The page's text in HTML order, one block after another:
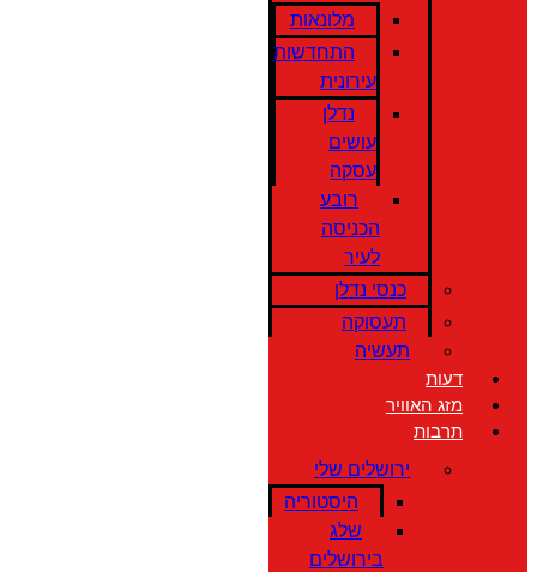
מלונאות
התחדשות
עירונית
נדלן
עושים
עסקה
רובע
הכניסה
לעיר
כנסי נדלן
תעסוקה
תעשיה
דעות
מזג האוויר
תרבות
ירושלים שלי
היסטוריה
שלג
בירושלים